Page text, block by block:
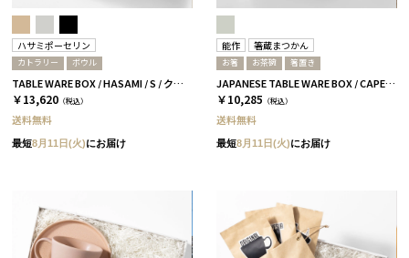
ハサミポーセリン
カトラリー ボウル
TABLE WARE BOX / HASAMI / S / クリア［ハサミポーセリン］
￥13,620 （税込）
送料無料
最短8月11日(火)にお届け
能作 箸蔵まつかん
お箸 お茶碗 箸置き
JAPANESE TABLE WARE BOX / CAPE / 茶碗+箸置き+箸 / 浅葱＆桜
￥10,285 （税込）
送料無料
最短8月11日(火)にお届け